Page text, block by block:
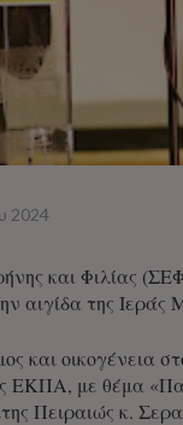
2024
και Φιλίας
αιγίδα της
και οικογένεια
ΕΚΠΑ, με θέμα
Πειραιώς κ.